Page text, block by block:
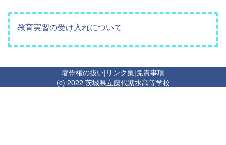
教育実習の受け入れについて
著作権の扱い| リンク集|免責事項
(c) 2022 茨城県立藤代紫水高等学校